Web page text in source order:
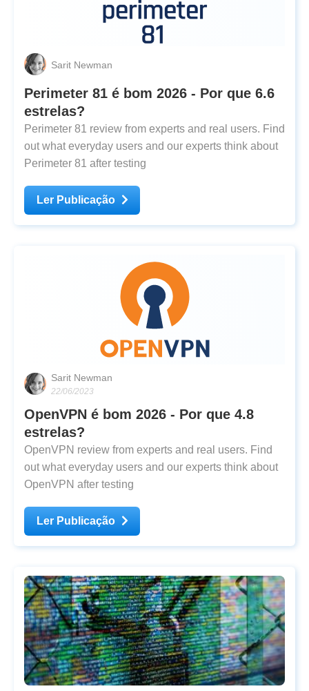
Sarit Newman
Perimeter 81 é bom 2026 - Por que 6.6
estrelas?
Perimeter 81 review from experts and real users. Find
out what everyday users and our experts think about
Perimeter 81 after testing
Ler Publicação
Sarit Newman
22/06/2023
OpenVPN é bom 2026 - Por que 4.8
estrelas?
OpenVPN review from experts and real users. Find
out what everyday users and our experts think about
OpenVPN after testing
Ler Publicação